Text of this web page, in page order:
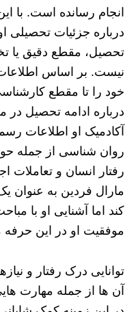
انجام رسانده است. با
درباره جزئیات تحصیلی
تحصیل، مقطع دقیق
نیست. بر اساس
خود را تا مقطع
درباره ادامه تحصیل در
آکادمیک او اطلاعات
روان‌ شناسی از جمله
رفتار انسان و
مارال فردین به عنوان
کند اما آشنایی او با
موفقیت او در این حرفه
توانایی درک رفتار و
آن‌ ها از جمله مهارت‌